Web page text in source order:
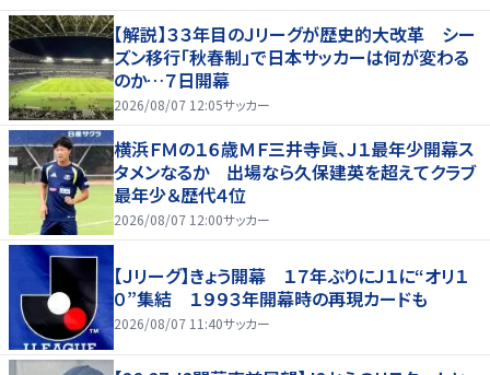
【解説】３３年目のＪリーグが歴史的大改革 シー
ズン移行「秋春制」で日本サッカーは何が変わる
のか…７日開幕
2026/08/07 12:05サッカー
横浜ＦＭの１６歳ＭＦ三井寺眞、Ｊ１最年少開幕ス
タメンなるか 出場なら久保建英を超えてクラブ
最年少＆歴代４位
2026/08/07 12:00サッカー
【Ｊリーグ】きょう開幕 １７年ぶりにＪ１に“オリ１
０”集結 １９９３年開幕時の再現カードも
2026/08/07 11:40サッカー